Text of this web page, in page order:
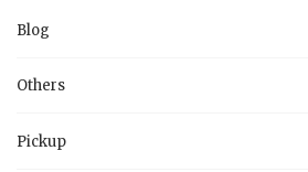
Blog
Others
Pickup